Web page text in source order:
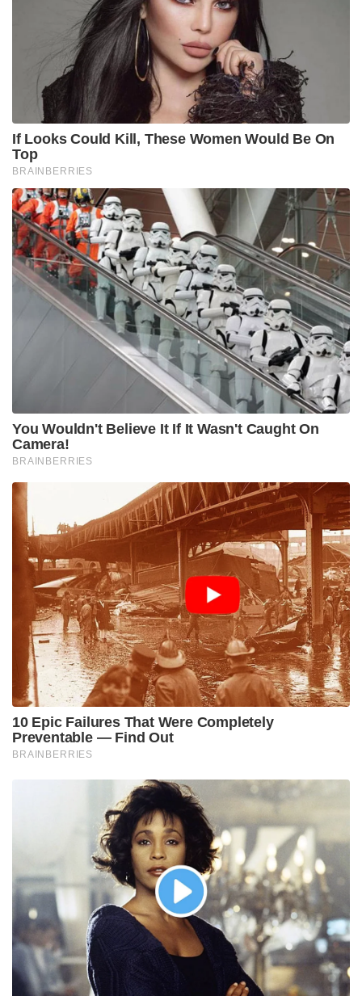
If Looks Could Kill, These Women Would Be On
Top
BRAINBERRIES
You Wouldn't Believe It If It Wasn't Caught On
Camera!
BRAINBERRIES
10 Epic Failures That Were Completely
Preventable — Find Out
BRAINBERRIES